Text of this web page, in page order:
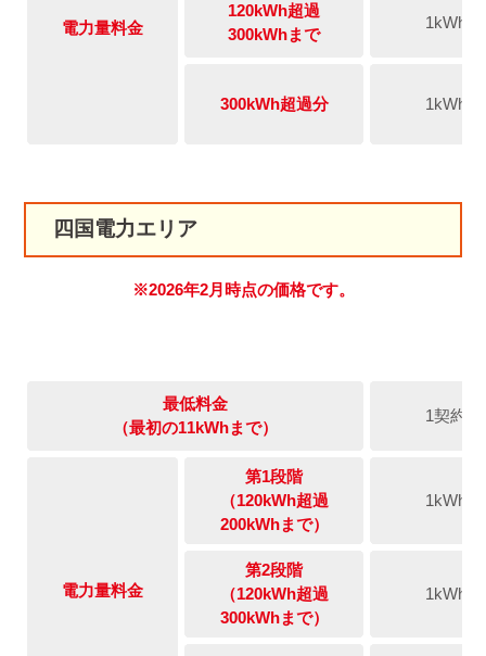
電力量料金
120kWh超過
300kWhまで
1kWh
300kWh超過分 1kWh
四国電力エリア
※2026年2月時点の価格です。
最低料金
（最初の11kWhまで）
1契約
電力量料金
第1段階
（120kWh超過
200kWhまで）
1kWh
第2段階
（120kWh超過
300kWhまで）
1kWh